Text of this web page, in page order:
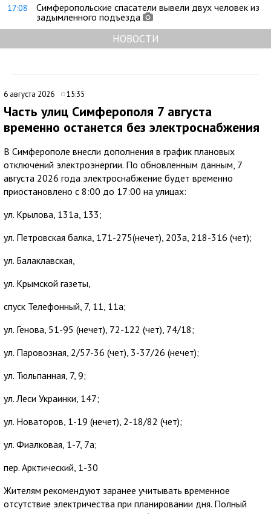
17:08
Симферопольские спасатели вывели двух человек из
задымленного подъезда
НОВОСТИ
6 августа 2026 15:35
Часть улиц Симферополя 7 августа
временно останется без электроснабжения
В Симферополе внесли дополнения в график плановых
отключений электроэнергии. По обновленным данным, 7
августа 2026 года электроснабжение будет временно
приостановлено с 8:00 до 17:00 на улицах:
ул. Крылова, 131а, 133;
ул. Петровская балка, 171-275(нечет), 203а, 218-316 (чет);
ул. Балаклавская,
ул. Крымской газеты,
спуск Телефонный, 7, 11, 11а;
ул. Генова, 51-95 (нечет), 72-122 (чет), 74/18;
ул. Паровозная, 2/57-36 (чет), 3-37/26 (нечет);
ул. Тюльпанная, 7, 9;
ул. Леси Украинки, 147;
ул. Новаторов, 1-19 (нечет), 2-18/82 (чет);
ул. Фиалковая, 1-7, 7а;
пер. Арктический, 1-30
Жителям рекомендуют заранее учитывать временное
отсутствие электричества при планировании дня. Полный